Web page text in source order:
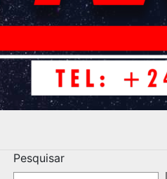
Pesquisar